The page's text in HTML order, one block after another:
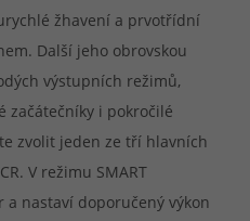
žhavení a prvotřídní
Další jeho obrovskou
výstupních režimů,
začátečníky i pokročilé
zvolit jeden ze tří hlavních
V režimu SMART
nastaví doporučený výkon